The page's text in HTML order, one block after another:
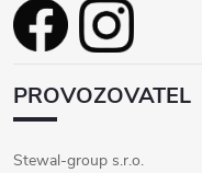
PROVOZOVATEL
Stewal-group s.r.o.